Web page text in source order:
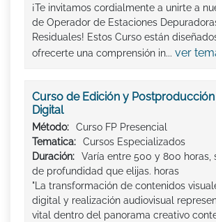
¡Te invitamos cordialmente a unirte a
de Operador de Estaciones
Residuales! Estos Curso están
ofrecerte una comprensión in... ver
Curso de Edición y
Digital
Método:
Curso FP Presencial
Tematica:
Cursos Especializados
Duración:
Varía entre 500 y 800 horas,
de profundidad que elijas. horas
"La transformación de contenidos
digital y realización audiovisual
vital dentro del panorama creativo